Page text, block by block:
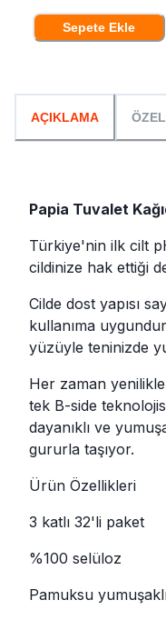
Sepete Ekle
AÇIKLAMA
Papia Tuvalet
Türkiye'nin ilk cilt
cildinize hak ettiği
Cilde dost yapısı
kullanıma
yüzüyle teninizde
Her zaman
tek B-side
dayanıklı ve
gururla taşıyor.
Ürün Özellikleri
3 katlı 32'li paket
%100 selüloz
Pamuksu